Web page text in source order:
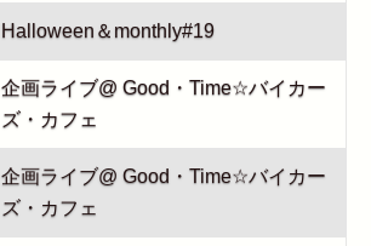
Halloween＆monthly#19
企画ライブ@ Good・Time☆バイカー
ズ・カフェ
企画ライブ@ Good・Time☆バイカー
ズ・カフェ